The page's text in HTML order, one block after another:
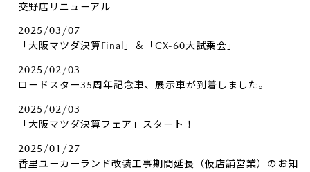
交野店リニューアル
2025/03/07
「大阪マツダ決算Final」＆「CX-60大試乗会」
2025/02/03
ロードスター35周年記念車、展示車が到着しました。
2025/02/03
「大阪マツダ決算フェア」スタート！
2025/01/27
香里ユーカーランド改装工事期間延長（仮店舗営業）のお知